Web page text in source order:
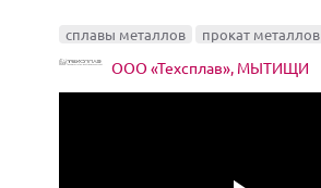
сплавы металлов прокат металлов
ООО «Техсплав», МЫТИЩИ